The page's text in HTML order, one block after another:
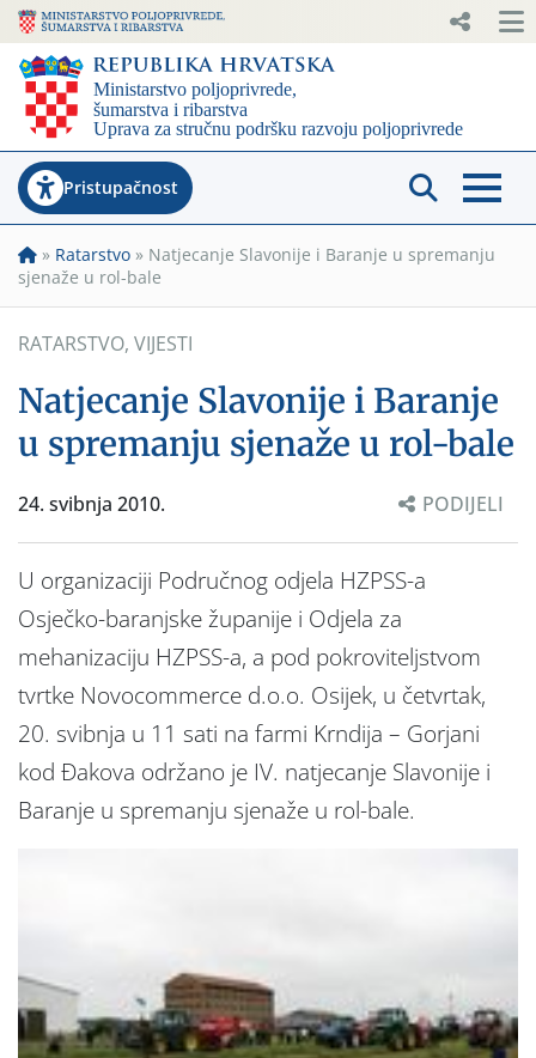
Pristupačnost
» Ratarstvo » Natjecanje Slavonije i Baranje u spremanju
sjenaže u rol-bale
RATARSTVO, VIJESTI
Natjecanje Slavonije i Baranje
u spremanju sjenaže u rol-bale
24. svibnja 2010. PODIJELI
U organizaciji Područnog odjela HZPSS-a
Osječko-baranjske županije i Odjela za
mehanizaciju HZPSS-a, a pod pokroviteljstvom
tvrtke Novocommerce d.o.o. Osijek, u četvrtak,
20. svibnja u 11 sati na farmi Krndija – Gorjani
kod Đakova održano je IV. natjecanje Slavonije i
Baranje u spremanju sjenaže u rol-bale.